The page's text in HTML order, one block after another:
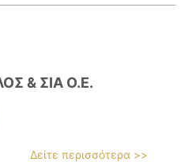
& ΣΙΑ Ο.Ε.
Δείτε περισσότερα >>